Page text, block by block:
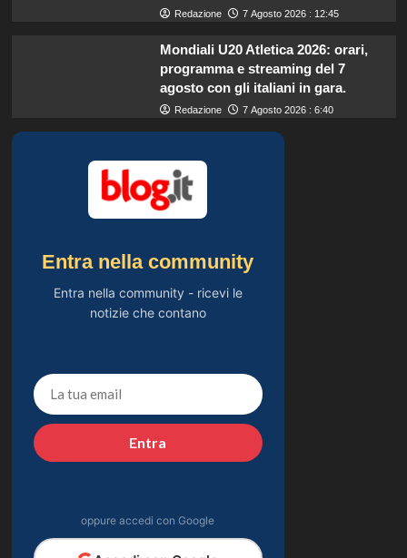
Redazione 7 Agosto 2026 : 12:45
Mondiali U20 Atletica 2026: orari,
programma e streaming del 7
agosto con gli italiani in gara.
Redazione 7 Agosto 2026 : 6:40
Entra nella community
Entra nella community - ricevi le
notizie che contano
Entra
oppure accedi con Google